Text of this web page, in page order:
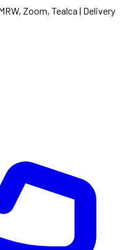
Zoom, Tealca | Delivery